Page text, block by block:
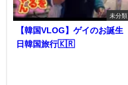
未分類
【韓国VLOG】ゲイのお誕生
日韓国旅行🇰🇷